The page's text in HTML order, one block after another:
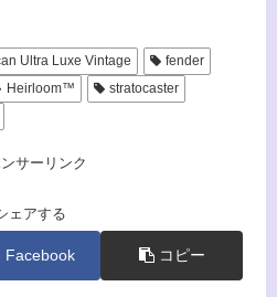
Ultra Luxe Vintage
fender
Heirloom™
stratocaster
サーリンク
ェアする
Facebook コピー